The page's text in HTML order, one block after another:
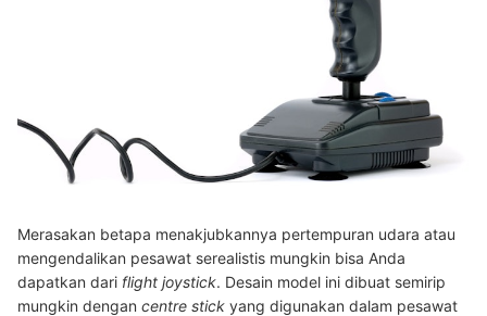
Merasakan betapa menakjubkannya pertempuran udara atau
mengendalikan pesawat serealistis mungkin bisa Anda
dapatkan dari flight joystick. Desain model ini dibuat semirip
mungkin dengan centre stick yang digunakan dalam pesawat